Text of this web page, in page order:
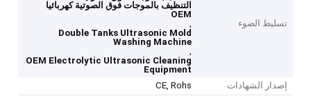
تسليط الضوء
التنظيف بالموجات فوق الصوتية كهربائيا
OEM
,
Double Tanks Ultrasonic Mold
Washing Machine
,
OEM Electrolytic Ultrasonic Cleaning
Equipment
إصدار الشهادات
CE, Rohs